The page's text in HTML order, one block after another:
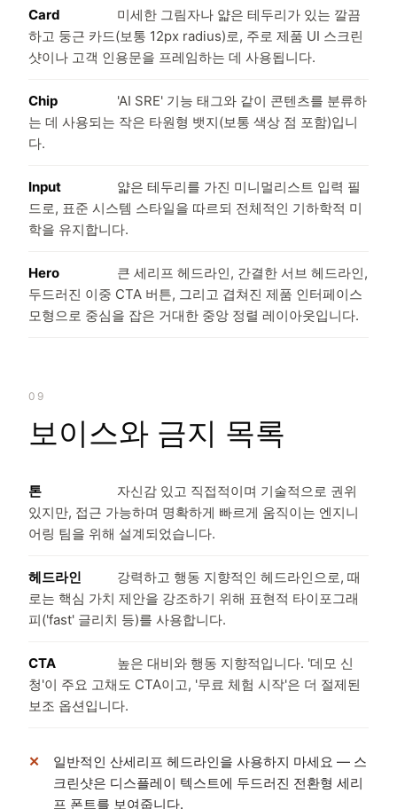
Card
미세한 그림자나 얇은 테두리가 있는 깔끔
하고 둥근 카드(보통 12px radius)로, 주로 제품 UI 스크린
샷이나 고객 인용문을 프레임하는 데 사용됩니다.
Chip
'AI SRE' 기능 태그와 같이 콘텐츠를 분류하
는 데 사용되는 작은 타원형 뱃지(보통 색상 점 포함)입니
다.
Input
얇은 테두리를 가진 미니멀리스트 입력 필
드로, 표준 시스템 스타일을 따르되 전체적인 기하학적 미
학을 유지합니다.
Hero
큰 세리프 헤드라인, 간결한 서브 헤드라인,
두드러진 이중 CTA 버튼, 그리고 겹쳐진 제품 인터페이스
모형으로 중심을 잡은 거대한 중앙 정렬 레이아웃입니다.
09
보이스와 금지 목록
톤
자신감 있고 직접적이며 기술적으로 권위
있지만, 접근 가능하며 명확하게 빠르게 움직이는 엔지니
어링 팀을 위해 설계되었습니다.
헤드라인
강력하고 행동 지향적인 헤드라인으로, 때
로는 핵심 가치 제안을 강조하기 위해 표현적 타이포그래
피('fast' 글리치 등)를 사용합니다.
CTA
높은 대비와 행동 지향적입니다. '데모 신
청'이 주요 고채도 CTA이고, '무료 체험 시작'은 더 절제된
보조 옵션입니다.
일반적인 산세리프 헤드라인을 사용하지 마세요 — 스
크린샷은 디스플레이 텍스트에 두드러진 전환형 세리
프 폰트를 보여줍니다.